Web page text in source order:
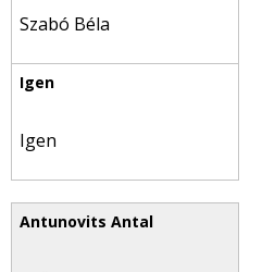
Szabó Béla
Igen